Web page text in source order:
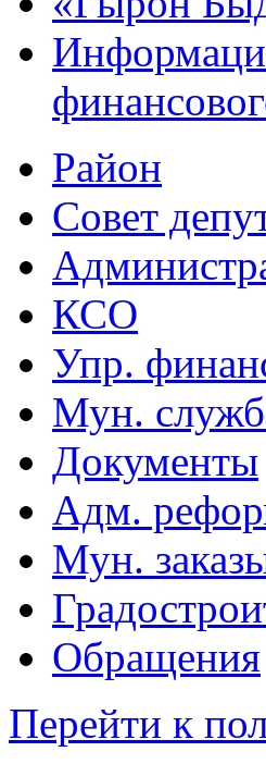
Район
Совет
КСО
Упр.
Мун.
Документы
Адм.
Мун.
Обращения
Перейти к